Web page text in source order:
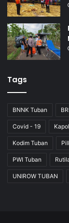
Tags
BNNK Tuban BRI
Covid - 19
Kodim Tuban
PWI Tuban
UNIROW TUBAN